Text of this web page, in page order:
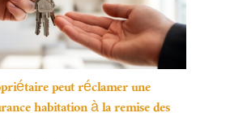
peut réclamer une
habitation à la remise des